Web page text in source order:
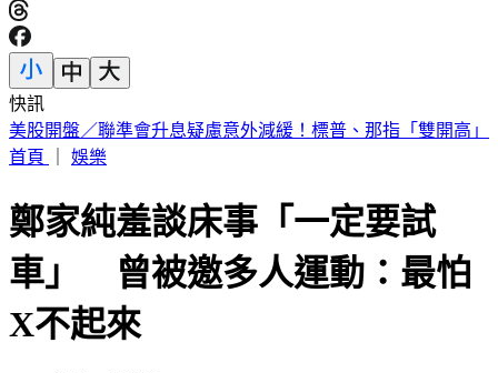
快訊
剛接手2天閃辭董座！宏碁發重訊曝：發現兆基屋管內部管理
缺失
鄭家純羞談床事「一定要試
車」 曾被邀多人運動：最怕
X不起來